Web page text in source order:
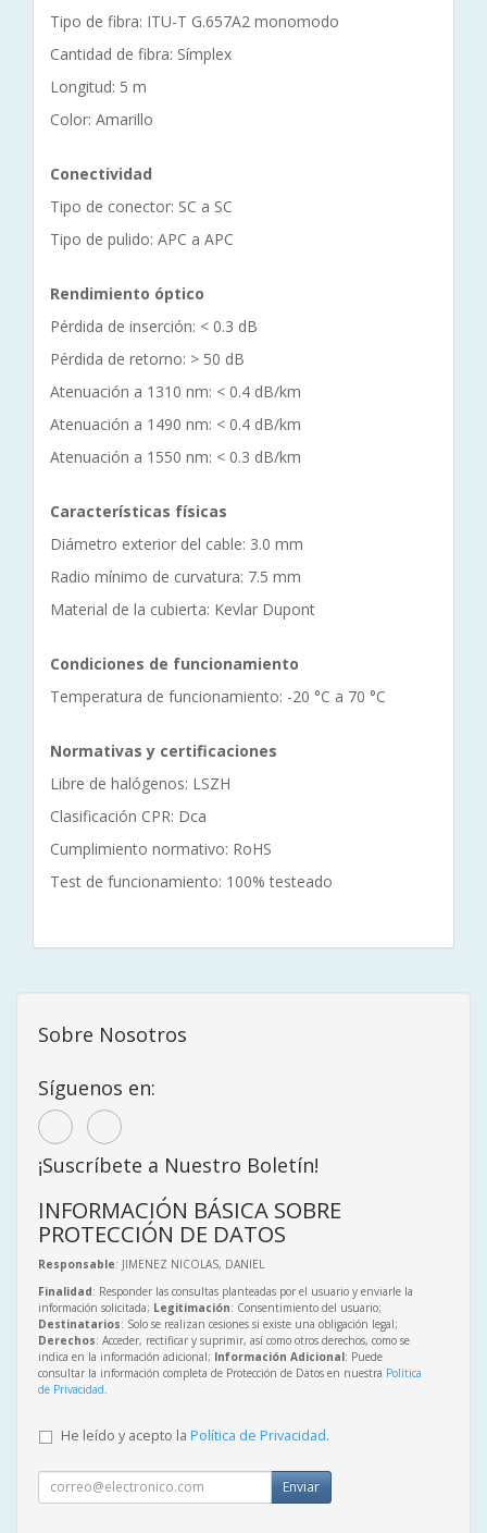
Tipo de fibra: ITU-T G.657A2 monomodo
Cantidad de fibra: Símplex
Longitud: 5 m
Color: Amarillo
Conectividad
Tipo de conector: SC a SC
Tipo de pulido: APC a APC
Rendimiento óptico
Pérdida de inserción: < 0.3 dB
Pérdida de retorno: > 50 dB
Atenuación a 1310 nm: < 0.4 dB/km
Atenuación a 1490 nm: < 0.4 dB/km
Atenuación a 1550 nm: < 0.3 dB/km
Características físicas
Diámetro exterior del cable: 3.0 mm
Radio mínimo de curvatura: 7.5 mm
Material de la cubierta: Kevlar Dupont
Condiciones de funcionamiento
Temperatura de funcionamiento: -20 °C a 70 °C
Normativas y certificaciones
Libre de halógenos: LSZH
Clasificación CPR: Dca
Cumplimiento normativo: RoHS
Test de funcionamiento: 100% testeado
Sobre Nosotros
Síguenos en:
¡Suscríbete a Nuestro Boletín!
INFORMACIÓN BÁSICA SOBRE
PROTECCIÓN DE DATOS
Responsable: JIMENEZ NICOLAS, DANIEL
Finalidad: Responder las consultas planteadas por el usuario y enviarle la
información solicitada; Legitimación: Consentimiento del usuario;
Destinatarios: Solo se realizan cesiones si existe una obligación legal;
Derechos: Acceder, rectificar y suprimir, así como otros derechos, como se
indica en la información adicional; Información Adicional: Puede
consultar la información completa de Protección de Datos en nuestra Política
de Privacidad
He leído y acepto la Política de Privacidad.
Enviar